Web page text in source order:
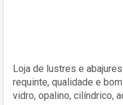
Loja de lustres e
requinte, qualidade e
vidro, opalino, cilíndrico,